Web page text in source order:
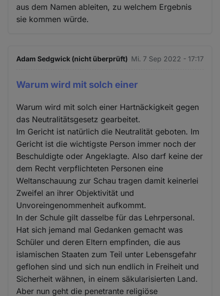
aus dem Namen ableiten, zu welchem Ergebnis
sie kommen würde.
Adam Sedgwick (nicht überprüft) Mi. 7 Sep 2022 - 17:17
Warum wird mit solch einer
Warum wird mit solch einer Hartnäckigkeit gegen
das Neutralitätsgesetz gearbeitet.
Im Gericht ist natürlich die Neutralität geboten. Im
Gericht ist die wichtigste Person immer noch der
Beschuldigte oder Angeklagte. Also darf keine der
dem Recht verpflichteten Personen eine
Weltanschauung zur Schau tragen damit keinerlei
Zweifel an ihrer Objektivität und
Unvoreingenommenheit aufkommt.
In der Schule gilt dasselbe für das Lehrpersonal.
Hat sich jemand mal Gedanken gemacht was
Schüler und deren Eltern empfinden, die aus
islamischen Staaten zum Teil unter Lebensgefahr
geflohen sind und sich nun endlich in Freiheit und
Sicherheit wähnen, in einem säkularisierten Land.
Aber nun geht die penetrante religiöse